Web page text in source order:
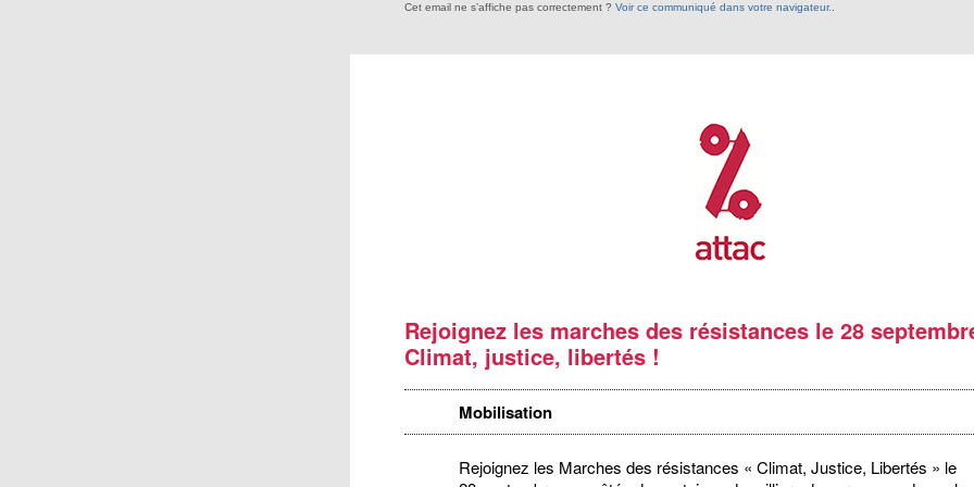
Cet email ne s’affiche pas correctement ? Voir ce communiqué dans votre navigateur.
Rejoignez les marches des résistances le 28
Climat, justice, libertés !
Mobilisation
Rejoignez les Marches des résistances « Climat, Justice, Libertés » le